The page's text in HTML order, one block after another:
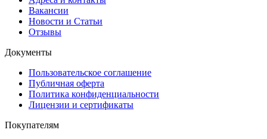
Вакансии
Новости и Статьи
Отзывы
Документы
Пользовательское соглашение
Публичная оферта
Политика конфиденциальности
Лицензии и сертификаты
Покупателям